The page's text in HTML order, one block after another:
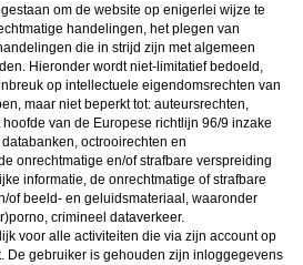
om de website op enigerlei wijze te
handelingen, het plegen van
die in strijd zijn met algemeen
Hieronder wordt niet-limitatief bedoeld,
op intellectuele eigendomsrechten van
maar niet beperkt tot: auteursrechten,
van de Europese richtlijn 96/9 inzake
octrooirechten en
onrechtmatige en/of strafbare verspreiding
informatie, de onrechtmatige of strafbare
of beeld- en geluidsmateriaal, waaronder
crimineel dataverkeer.
voor alle activiteiten die via zijn account op
De gebruiker is gehouden zijn inloggegevens